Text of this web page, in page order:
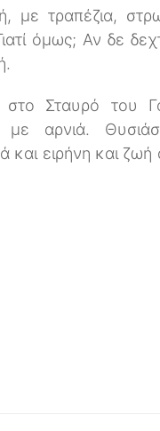
με τραπέζια,
όμως; Αν δε
Σταυρό του
αρνιά.
ειρήνη και ζωή